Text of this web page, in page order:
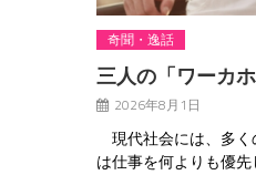
奇聞・逸話
三人の「ワーカ
2026年8月1日
現代社会には、多く
は仕事を何よりも優